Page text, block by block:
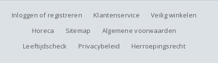
Inloggen of registreren Klantenservice
Veilig winkelen
Horeca
Sitemap
Algemene voorwaarden
Leeftijdscheck
Privacybeleid Herroepingsrecht